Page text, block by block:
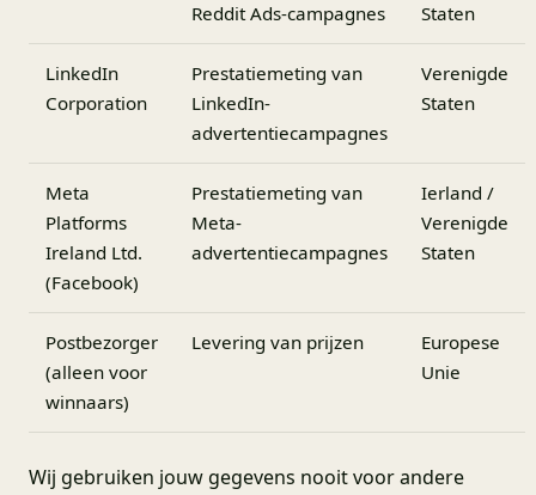
Reddit Ads-campagnes
Staten
LinkedIn
Corporation
Prestatiemeting van
LinkedIn-
advertentiecampagnes
Verenigde
Staten
Meta
Platforms
Ireland Ltd.
(Facebook)
Prestatiemeting van
Meta-
advertentiecampagnes
Ierland /
Verenigde
Staten
Postbezorger
(alleen voor
winnaars)
Levering van prijzen
Europese
Unie
Wij gebruiken jouw gegevens nooit voor andere